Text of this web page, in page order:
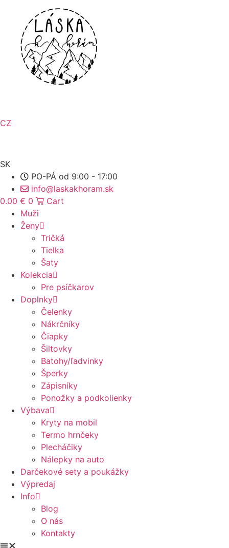
Preskočiť
obsah
CZ
SK
PO-PÁ od 9:00 - 17:00
info@laskakhoram.sk
0.00 € 0
Cart
Muži
Ženy
Tričká
Tielka
Šaty
Kolekcia
Pre psíčkarov
Doplnky
Čelenky
Nákrčníky
Čiapky
Šiltovky
Batohy/ľadvinky
Šperky
Zápisníky
Ponožky a podkolienky
Výbava
Kryty na mobil
Termo hrnčeky
Plecháčiky
Nálepky na auto
Darčekové sety a poukážky
Výpredaj
Info
Blog
O nás
Kontakty